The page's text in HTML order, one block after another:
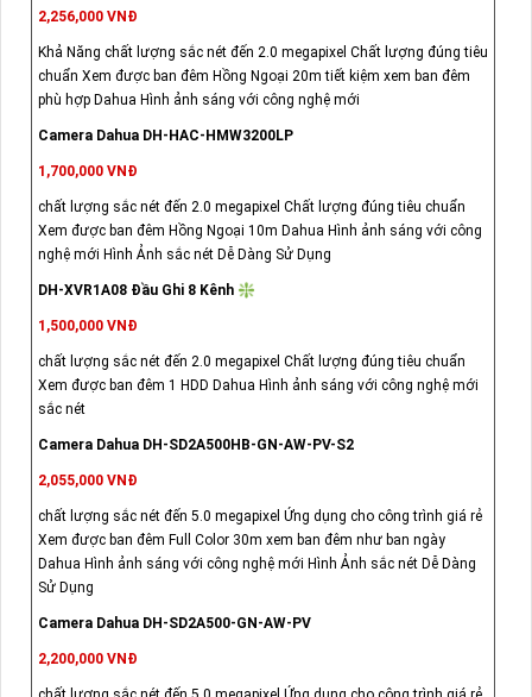
2,256,000 VNĐ
Khả Năng chất lượng sắc nét đến 2.0 megapixel Chất lượng đúng tiêu
chuẩn Xem được ban đêm Hồng Ngoại 20m tiết kiệm xem ban đêm
phù hợp Dahua Hình ảnh sáng với công nghệ mới
Camera Dahua DH-HAC-HMW3200LP
1,700,000 VNĐ
chất lượng sắc nét đến 2.0 megapixel Chất lượng đúng tiêu chuẩn
Xem được ban đêm Hồng Ngoại 10m Dahua Hình ảnh sáng với công
nghệ mới Hình Ảnh sắc nét Dễ Dàng Sử Dụng
DH-XVR1A08 Đầu Ghi 8 Kênh ❇
1,500,000 VNĐ
chất lượng sắc nét đến 2.0 megapixel Chất lượng đúng tiêu chuẩn
Xem được ban đêm 1 HDD Dahua Hình ảnh sáng với công nghệ mới
sắc nét
Camera Dahua DH-SD2A500HB-GN-AW-PV-S2
2,055,000 VNĐ
chất lượng sắc nét đến 5.0 megapixel Ứng dụng cho công trình giá rẻ
Xem được ban đêm Full Color 30m xem ban đêm như ban ngày
Dahua Hình ảnh sáng với công nghệ mới Hình Ảnh sắc nét Dễ Dàng
Sử Dụng
Camera Dahua DH-SD2A500-GN-AW-PV
2,200,000 VNĐ